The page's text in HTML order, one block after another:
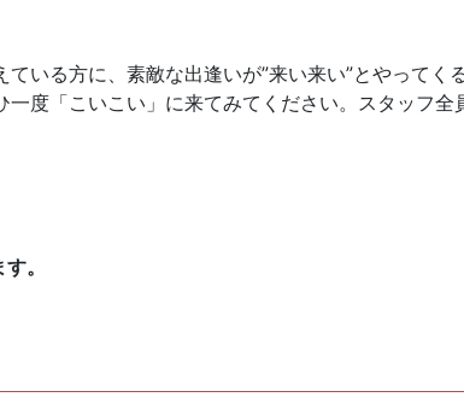
いる方に、素敵な出逢いが”来い来い”とやって
度「こいこい」に来てみてください。スタッフ
。